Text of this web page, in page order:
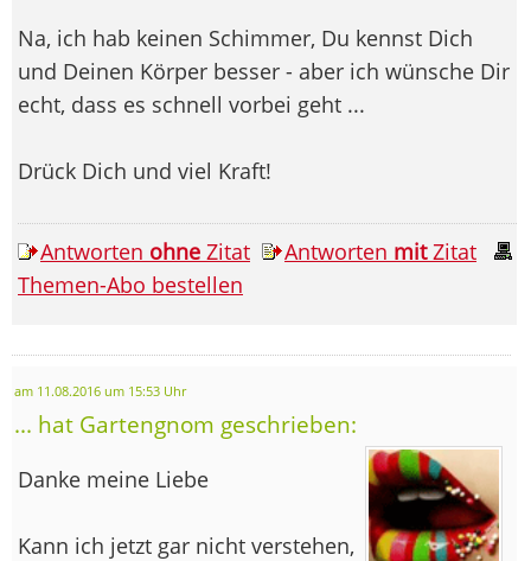
Na, ich hab keinen Schimmer, Du kennst Dich
und Deinen Körper besser - aber ich wünsche Dir
echt, dass es schnell vorbei geht ...
Drück Dich und viel Kraft!
Antworten ohne Zitat Antworten mitZitat
Themen-Abo bestellen
am 11.08.2016 um 15:53 Uhr
... hat Gartengnom geschrieben:
Danke meine Liebe
Kann ich jetzt gar nicht verstehen,